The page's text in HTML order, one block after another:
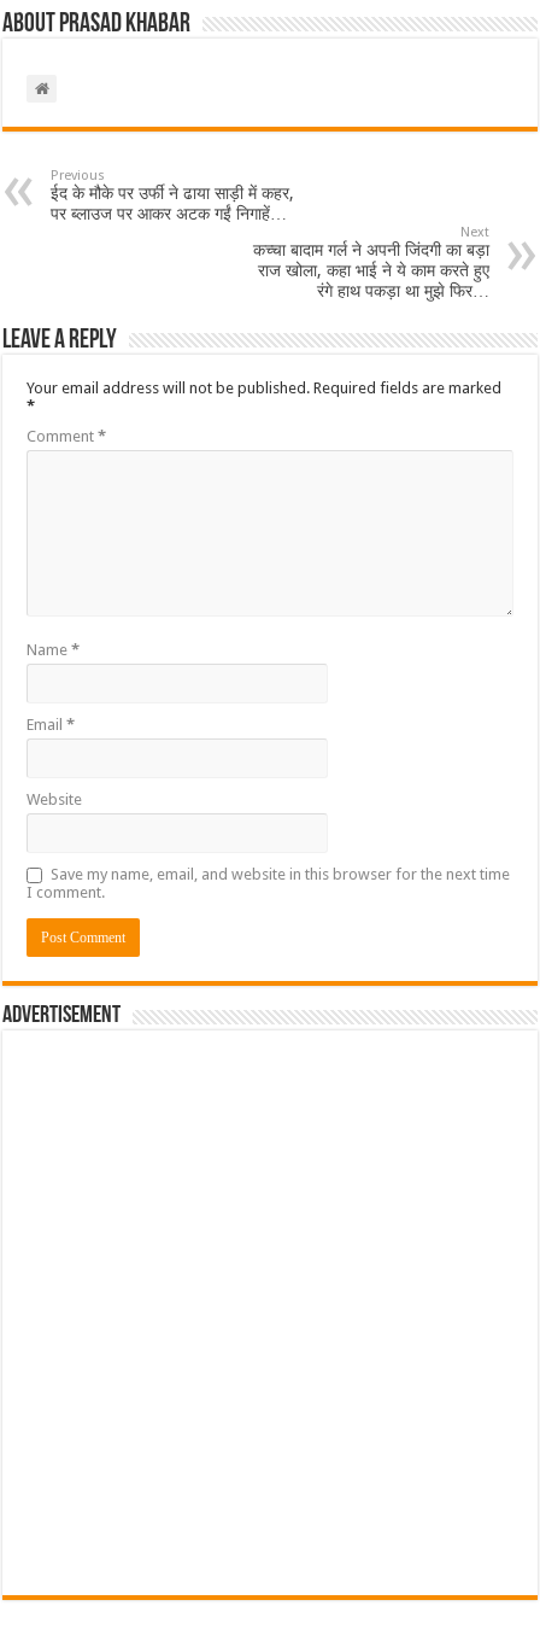
About Prasad Khabar
Previous
ईद के मौके पर उर्फी ने ढाया साड़ी में कहर,
पर ब्लाउज पर आकर अटक गईं निगाहें…
Next
कच्चा बादाम गर्ल ने अपनी जिंदगी का बड़ा
राज खोला, कहा भाई ने ये काम करते हुए
रंगे हाथ पकड़ा था मुझे फिर…
Leave a Reply
Your email address will not be published. Required fields are marked
*
Comment*
Name*
Email*
Website
Save my name, email, and website in this browser for the next time
I comment.
Advertisement